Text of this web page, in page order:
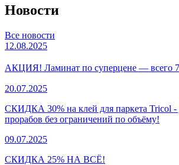
Новости
Все новости
12.08.2025
АКЦИЯ! Ламинат по суперцене — всего
20.07.2025
СКИДКА 30% на клей для паркета Tricol -
прорабов без ограничений по объёму!
09.07.2025
СКИДКА 25% НА ВСЁ!